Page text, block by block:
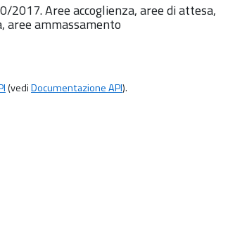
Aree accoglienza, aree di attesa,
aree ammassamento
(vediDocumentazione API).